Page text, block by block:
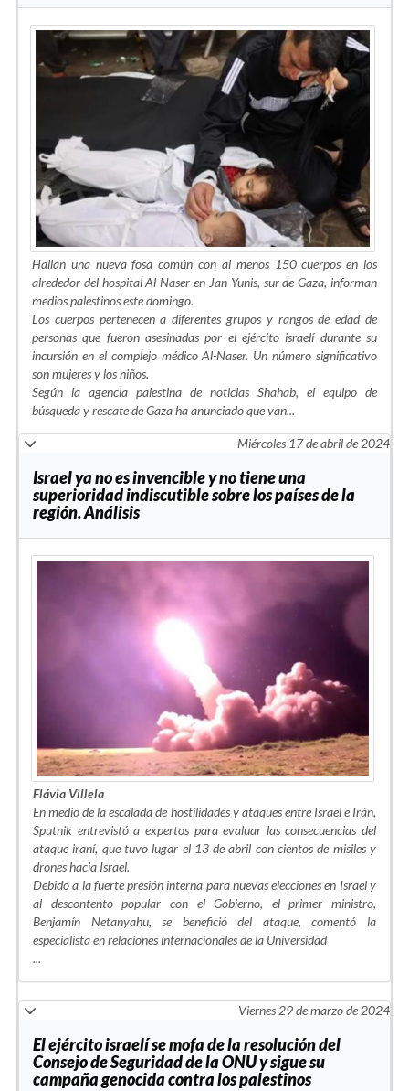
Hallan una nueva fosa común con al menos 150 cuerpos en los
alrededor del hospital Al-Naser en Jan Yunis, sur de Gaza, informan
medios palestinos este domingo.
Los cuerpos pertenecen a diferentes grupos y rangos de edad de
personas que fueron asesinadas por el ejército israelí durante su
incursión en el complejo médico Al-Naser. Un número significativo
son mujeres y los niños.
Según la agencia palestina de noticias Shahab, el equipo de
búsqueda y rescate de Gaza ha anunciado que van...
Miércoles 17 de abril de 2024
Israel ya no es invencible y no tiene una
superioridad indiscutible sobre los países de la
región. Análisis
Flávia Villela
En medio de la escalada de hostilidades y ataques entre Israel e Irán,
Sputnik entrevistó a expertos para evaluar las consecuencias del
ataque iraní, que tuvo lugar el 13 de abril con cientos de misiles y
drones hacia Israel.
Debido a la fuerte presión interna para nuevas elecciones en Israel y
al descontento popular con el Gobierno, el primer ministro,
Benjamín Netanyahu, se benefició del ataque, comentó la
especialista en relaciones internacionales de la Universidad
...
Viernes 29 de marzo de 2024
El ejército israelí se mofa de la resolución del
Consejo de Seguridad de la ONU y sigue su
campaña genocida contra los palestinos